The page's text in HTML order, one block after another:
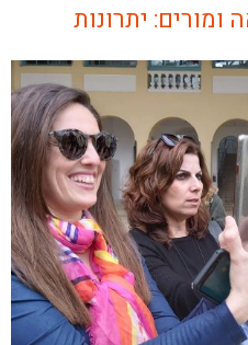
ומורים: יתרונות